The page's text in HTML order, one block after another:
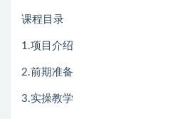
课程目录
1.项目介绍
2.前期准备
3.实操教学